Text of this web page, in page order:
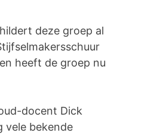
deze groep al
heeft de groep nu
docent Dick
vele bekende